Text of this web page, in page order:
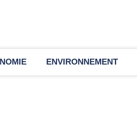
ENVIRONNEMENT